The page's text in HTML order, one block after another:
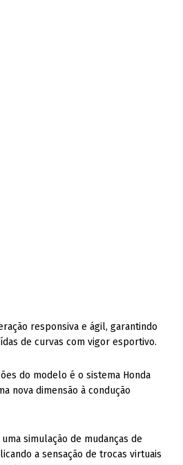
responsiva e ágil, garantindo
de curvas com vigor esportivo.
do modelo é o sistema Honda
nova dimensão à condução
simulação de mudanças de
a sensação de trocas virtuais